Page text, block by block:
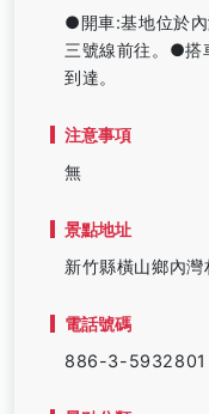
●開車:基地位於
三號線前往。●搭
到達。
注意事項
無
景點地址
新竹縣橫山鄉內
電話號碼
886-3-5932801